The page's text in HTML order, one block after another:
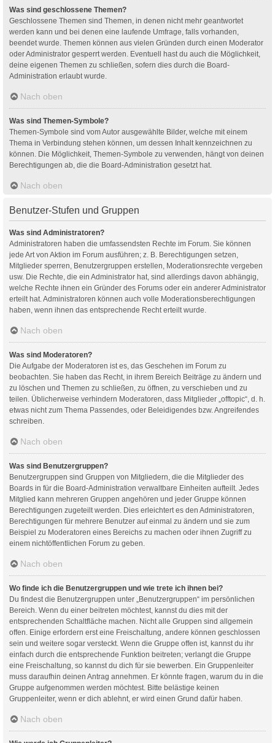
Was sind geschlossene Themen?
Geschlossene Themen sind Themen, in denen nicht mehr geantwortet
werden kann und bei denen eine laufende Umfrage, falls vorhanden,
beendet wurde. Themen können aus vielen Gründen durch einen Moderator
oder Administrator gesperrt werden. Eventuell hast du auch die Möglichkeit,
deine eigenen Themen zu schließen, sofern dies durch die Board-
Administration erlaubt wurde.
Nach oben
Was sind Themen-Symbole?
Themen-Symbole sind vom Autor ausgewählte Bilder, welche mit einem
Thema in Verbindung stehen können, um dessen Inhalt kennzeichnen zu
können. Die Möglichkeit, Themen-Symbole zu verwenden, hängt von deinen
Berechtigungen ab, die die Board-Administration gesetzt hat.
Nach oben
Benutzer-Stufen und Gruppen
Was sind Administratoren?
Administratoren haben die umfassendsten Rechte im Forum. Sie können
jede Art von Aktion im Forum ausführen; z. B. Berechtigungen setzen,
Mitglieder sperren, Benutzergruppen erstellen, Moderationsrechte vergeben
usw. Die Rechte, die ein Administrator hat, sind allerdings davon abhängig,
welche Rechte ihnen ein Gründer des Forums oder ein anderer Administrator
erteilt hat. Administratoren können auch volle Moderationsberechtigungen
haben, wenn ihnen das entsprechende Recht erteilt wurde.
Nach oben
Was sind Moderatoren?
Die Aufgabe der Moderatoren ist es, das Geschehen im Forum zu
beobachten. Sie haben das Recht, in ihrem Bereich Beiträge zu ändern und
zu löschen und Themen zu schließen, zu öffnen, zu verschieben und zu
teilen. Üblicherweise verhindern Moderatoren, dass Mitglieder „offtopic“, d. h.
etwas nicht zum Thema Passendes, oder Beleidigendes bzw. Angreifendes
schreiben.
Nach oben
Was sind Benutzergruppen?
Benutzergruppen sind Gruppen von Mitgliedern, die die Mitglieder des
Boards in für die Board-Administration verwaltbare Einheiten aufteilt. Jedes
Mitglied kann mehreren Gruppen angehören und jeder Gruppe können
Berechtigungen zugeteilt werden. Dies erleichtert es den Administratoren,
Berechtigungen für mehrere Benutzer auf einmal zu ändern und sie zum
Beispiel zu Moderatoren eines Bereichs zu machen oder ihnen Zugriff zu
einem nichtöffentlichen Forum zu geben.
Nach oben
Wo finde ich die Benutzergruppen und wie trete ich ihnen bei?
Du findest die Benutzergruppen unter „Benutzergruppen“ im persönlichen
Bereich. Wenn du einer beitreten möchtest, kannst du dies mit der
entsprechenden Schaltfläche machen. Nicht alle Gruppen sind allgemein
offen. Einige erfordern erst eine Freischaltung, andere können geschlossen
sein und weitere sogar versteckt. Wenn die Gruppe offen ist, kannst du ihr
einfach durch die entsprechende Funktion beitreten; verlangt die Gruppe
eine Freischaltung, so kannst du dich für sie bewerben. Ein Gruppenleiter
muss daraufhin deinen Antrag annehmen. Er könnte fragen, warum du in die
Gruppe aufgenommen werden möchtest. Bitte belästige keinen
Gruppenleiter, wenn er dich ablehnt, er wird einen Grund dafür haben.
Nach oben